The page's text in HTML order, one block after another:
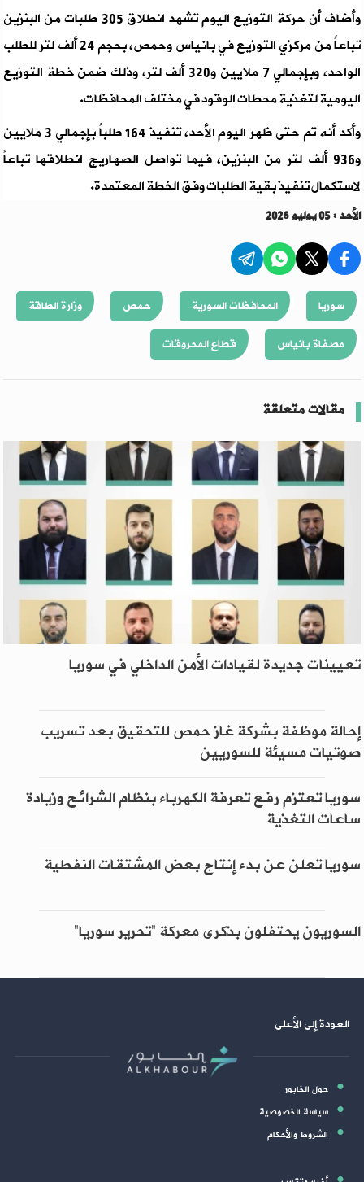
وأضاف أن حركة التوزيع اليوم تشهد انطلاق 305 طلبات من ‏البنزين
تباعاً من مركزي التوزيع في بانياس وحمص، بحجم 24 ‏ألف لتر للطلب
الواحد، وبإجمالي 7 ملايين و320 ألف لتر، وذلك ‏ضمن خطة التوزيع
اليومية لتغذية محطات الوقود في مختلف ‏المحافظات. ‏
وأكد أنه تم حتى ظهر اليوم الأحد، تنفيذ 164 طلباً بإجمالي ‌‏3 ملايين
و936 ألف لتر من البنزين، فيما تواصل الصهاريج ‏انطلاقها تباعاً
لاستكمال تنفيذ بقية الطلبات وفق الخطة المعتمدة‎.
الأحد : 05 يوليو 2026
سوريا المحافظات السورية حمص
وزارة الطاقة
مصفاة بانياس
قطاع المحروقات
مقالات متعلقة
تعيينات جديدة لقيادات الأمن الداخلي في سوريا
إحالة موظفة بشركة غاز حمص للتحقيق بعد تسريب
صوتيات مسيئة للسوريين
سوريا تعتزم رفع تعرفة الكهرباء بنظام الشرائح وزيادة
ساعات التغذية
سوريا تعلن عن بدء إنتاج بعض المشتقات النفطية
السوريون يحتفلون بذكرى معركة “تحرير سوريا”
العودة إلى الأعلى
حول الخابور
سياسة الخصوصية
الشروط والأحكام